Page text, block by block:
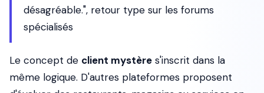
désagréable.", retour type sur les forums
spécialisés
Le concept de client mystère s'inscrit dans la
même logique. D'autres plateformes proposent